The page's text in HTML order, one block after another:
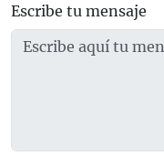
Escribe tu mensaje